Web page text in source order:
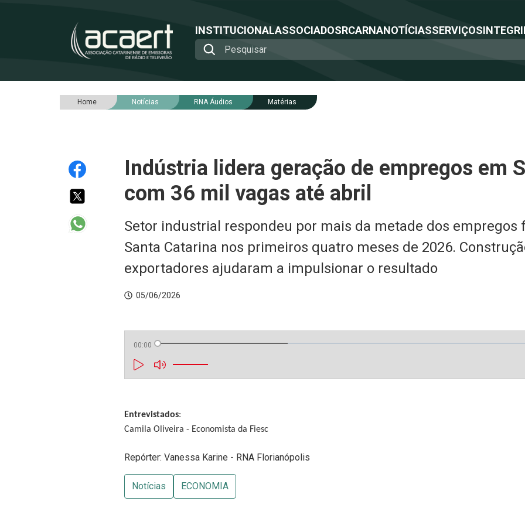
INSTITUCIONALASSOCIADOSRCARNANOTÍCIASSERVIÇOS
Home Notícias RNA Áudios Matérias
Indústria lidera geração de empregos em
com 36 mil vagas até abril
Setor industrial respondeu por mais da metade dos empregos
Santa Catarina nos primeiros quatro meses de 2026.
exportadores ajudaram a impulsionar o resultado
05/06/2026
00:00
Entrevistados:
Camila Oliveira - Economista da Fiesc
Repórter: Vanessa Karine - RNA Florianópolis
Notícias ECONOMIA